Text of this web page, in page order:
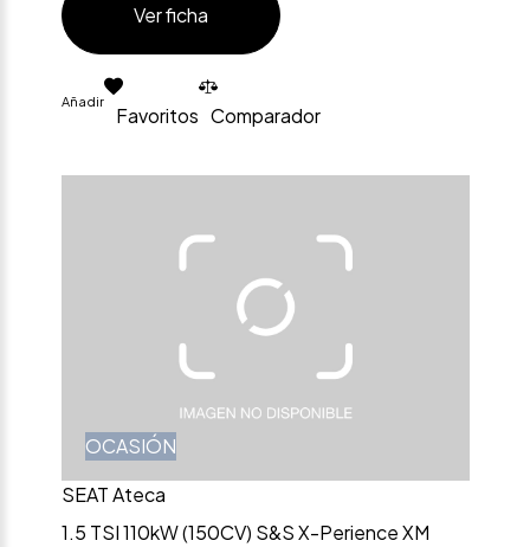
Ver ficha
Añadir
Favoritos Comparador
OCASIÓN
SEAT Ateca
1.5 TSI 110kW (150CV) S&S X-Perience XM